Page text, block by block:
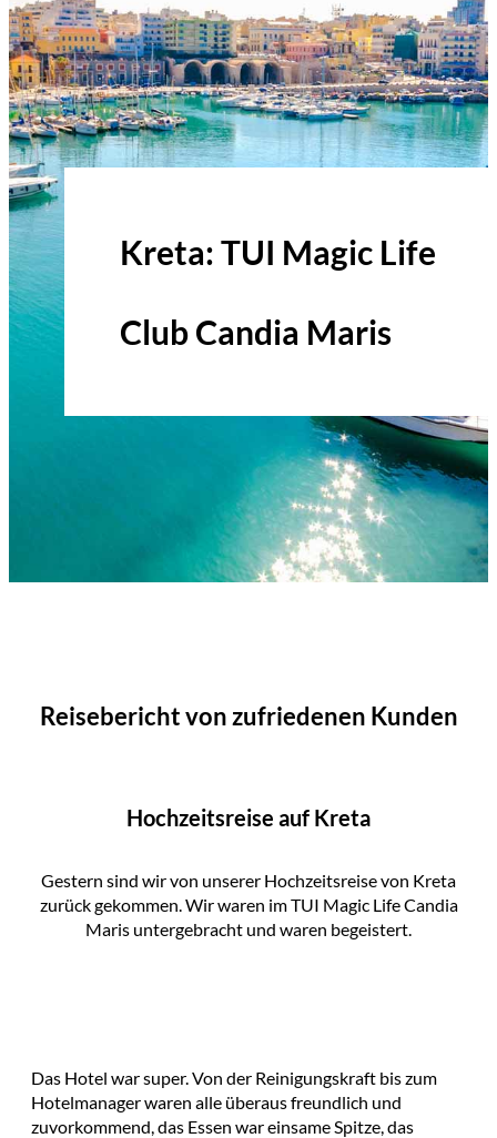
Kreta: TUI Magic Life
Club Candia Maris
Reisebericht von zufriedenen Kunden
Hochzeitsreise auf Kreta
Gestern sind wir von unserer Hochzeitsreise von Kreta
zurück gekommen. Wir waren im TUI Magic Life Candia
Maris untergebracht und waren begeistert.
Das Hotel war super. Von der Reinigungskraft bis zum
Hotelmanager waren alle überaus freundlich und
zuvorkommend, das Essen war einsame Spitze, das